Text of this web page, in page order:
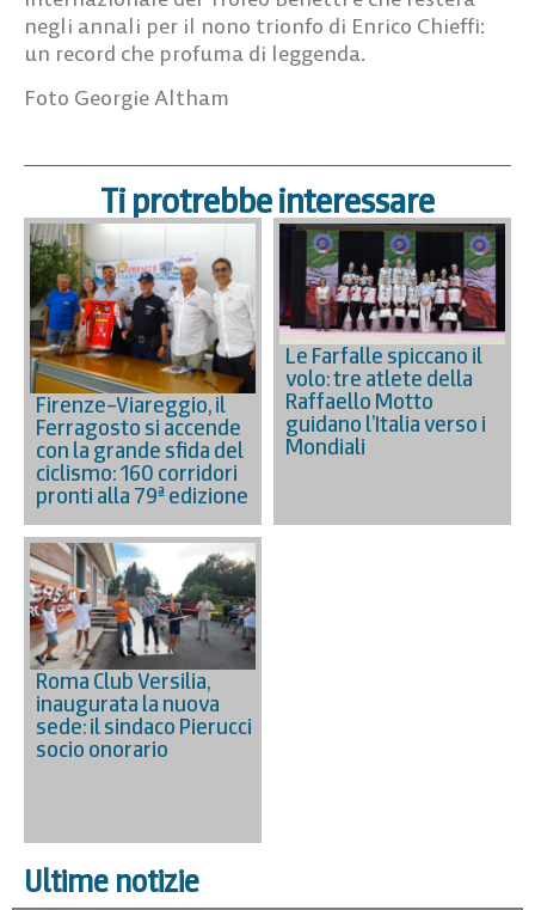
negli annali per il nono trionfo di Enrico Chieffi:
un record che profuma di leggenda.
Foto Georgie Altham
Ti protrebbe interessare
Firenze–Viareggio, il
Ferragosto si accende
con la grande sfida del
ciclismo: 160 corridori
pronti alla 79ª edizione
Le Farfalle spiccano il
volo: tre atlete della
Raffaello Motto
guidano l’Italia verso i
Mondiali
Roma Club Versilia,
inaugurata la nuova
sede: il sindaco Pierucci
socio onorario
Ultime notizie